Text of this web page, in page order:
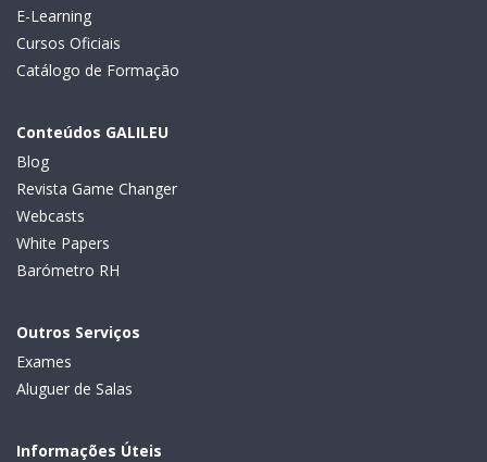
E-Learning
Cursos Oficiais
Catálogo de Formação
Conteúdos GALILEU
Blog
Revista Game Changer
Webcasts
White Papers
Barómetro RH
Outros Serviços
Exames
Aluguer de Salas
Informações Úteis